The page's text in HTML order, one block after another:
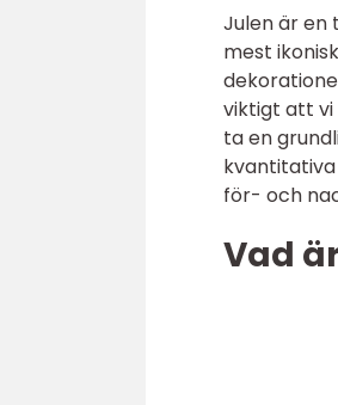
Julen är en
mest
viktigt att vi
ta en
för- och
Vad